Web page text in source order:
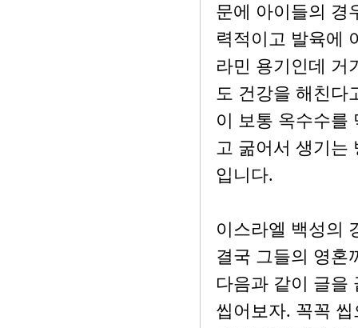
문에 아이들의 경
력적이고 발육에
라민 용기인데 거
도 건강을 해친다
이 보통 옥수수를
고 굶어서 생기는
입니다.
이스라엘 백성의
결국 그들의 영혼
다음과 같이 글을
씹어보자. 꼭꼭